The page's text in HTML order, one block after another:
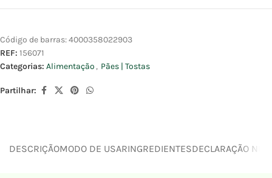
Código de barras:4000358022903
REF: 156071
Categorias: Alimentação , Pães | Tostas
Partilhar:
DESCRIÇÃOMODO DE USARINGREDIENTESDECLARAÇÃO